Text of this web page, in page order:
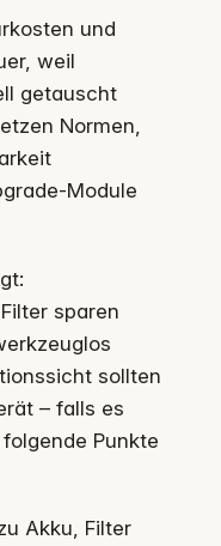
und
weil
getauscht
Normen,
Module
sparen
sollten
– falls es
Punkte
Akku, Filter